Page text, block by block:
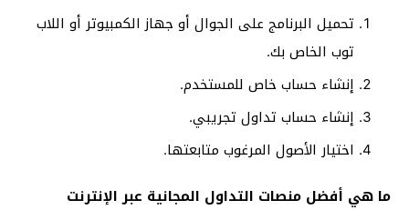
تحميل البرنامج على الجوال أو جهاز الكمبيوتر أو اللاب
توب الخاص بك.
إنشاء حساب خاص للمستخدم.
إنشاء حساب تداول تجريبي.
اختيار الأصول المرغوب متابعتها.
ما هي أفضل منصات التداول المجانية عبر الإنترنت